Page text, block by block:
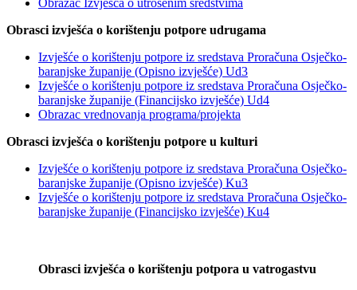
Obrazac Izvješća o utrošenim sredstvima
Obrasci izvješća o korištenju potpore udrugama
Izvješće o korištenju potpore iz sredstava Proračuna Osječko-
baranjske županije (Opisno izvješće) Ud3
Izvješće o korištenju potpore iz sredstava Proračuna Osječko-
baranjske županije (Financijsko izvješće) Ud4
Obrazac vrednovanja programa/projekta
Obrasci izvješća o korištenju potpore u kulturi
Izvješće o korištenju potpore iz sredstava Proračuna Osječko-
baranjske županije (Opisno izvješće) Ku3
Izvješće o korištenju potpore iz sredstava Proračuna Osječko-
baranjske županije (Financijsko izvješće) Ku4
Obrasci izvješća o korištenju potpora u vatrogastvu